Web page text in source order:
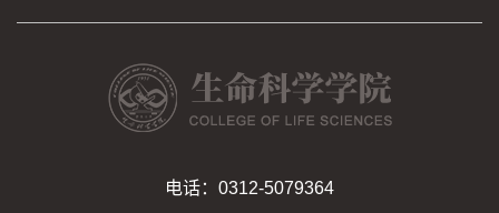
电话：0312-5079364